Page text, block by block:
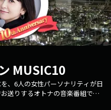
MUSIC10
、6人の女性パーソナリティが日
送りするオトナの音楽番組で
ッセージをお待ちしておりま